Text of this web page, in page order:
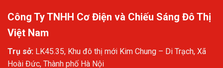
Công Ty TNHH Cơ Điện và Chiếu Sáng Đô Thị
Việt Nam
Trụ sở: LK45.35, Khu đô thị mới Kim Chung – Di Trạch, Xã
Hoài Đức, Thành phố Hà Nội